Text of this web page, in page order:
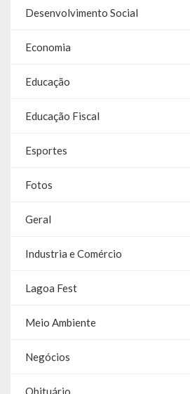
Contas – TCE
Relatório Anual de Gestão
Editais de Concursos/Processos
Legislação
Desenvolvimento Social
Economia
Educação
Educação Fiscal
Esportes
Fotos
Geral
Industria e Comércio
Lagoa Fest
Meio Ambiente
Negócios
Obituário